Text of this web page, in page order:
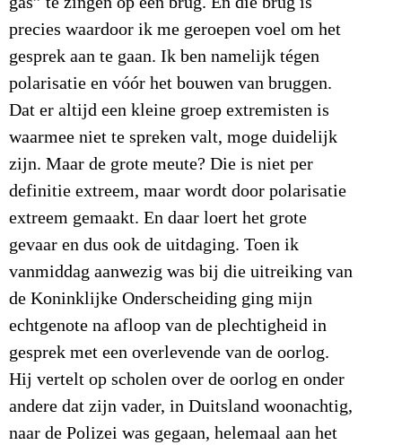
precies waardoor ik me geroepen voel om het
gesprek aan te gaan. Ik ben namelijk tégen
polarisatie en vóór het bouwen van bruggen.
Dat er altijd een kleine groep extremisten is
waarmee niet te spreken valt, moge duidelijk
zijn. Maar de grote meute? Die is niet per
definitie extreem, maar wordt door polarisatie
extreem gemaakt. En daar loert het grote
gevaar en dus ook de uitdaging. Toen ik
vanmiddag aanwezig was bij die uitreiking van
de Koninklijke Onderscheiding ging mijn
echtgenote na afloop van de plechtigheid in
gesprek met een overlevende van de oorlog.
Hij vertelt op scholen over de oorlog en onder
andere dat zijn vader, in Duitsland woonachtig,
naar de Polizei was gegaan, helemaal aan het